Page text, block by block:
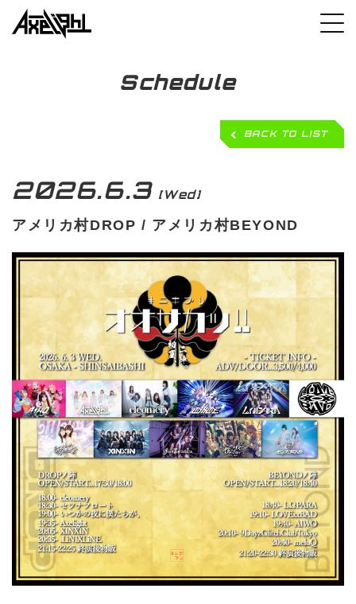
Schedule
BACK TO LIST
2026.6.3 [Wed]
アメリカ村DROP / アメリカ村BEYOND